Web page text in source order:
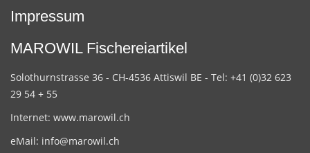
Impressum
MAROWIL Fischereiartikel
Solothurnstrasse 36 - CH-4536 Attiswil BE - Tel: +41 (0)32 623
29 54 + 55
Internet: www.marowil.ch
eMail: info@marowil.ch